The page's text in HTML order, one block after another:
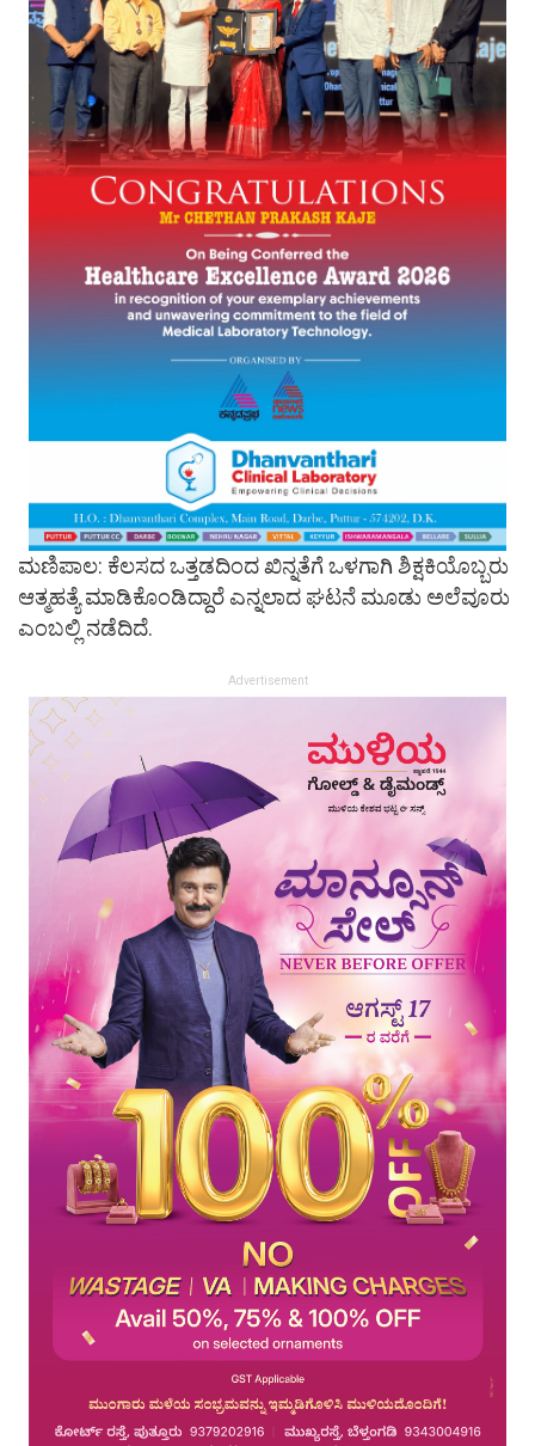
ಮಣಿಪಾಲ: ಕೆಲಸದ ಒತ್ತಡದಿಂದ ಖಿನ್ನತೆಗೆ ಒಳಗಾಗಿ ಶಿಕ್ಷಕಿಯೊಬ್ಬರು
ಆತ್ಮಹತ್ಯೆ ಮಾಡಿಕೊಂಡಿದ್ದಾರೆ ಎನ್ನಲಾದ ಘಟನೆ ಮೂಡು ಅಲೆವೂರು
ಎಂಬಲ್ಲಿ ನಡೆದಿದೆ.
Advertisement